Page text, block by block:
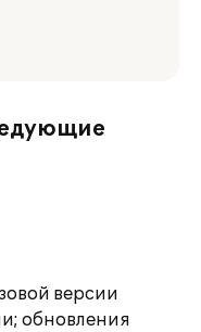
версии
обновления